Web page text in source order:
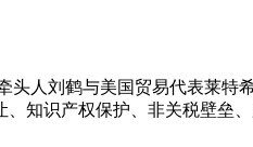
人刘鹤与美国贸易代表莱特
知识产权保护、非关税壁垒